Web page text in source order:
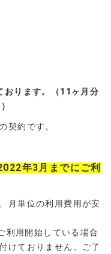
おります。（11ヶ月分
契約です。
年3月までにご利
月単位の利用費用が安
利用開始している場合
けておりません。ご了